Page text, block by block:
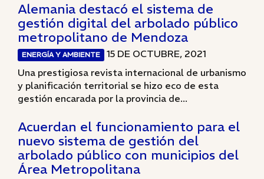
Alemania destacó el sistema de
gestión digital del arbolado público
metropolitano de Mendoza
ENERGÍA Y AMBIENTE
15 DE OCTUBRE, 2021
Una prestigiosa revista internacional de urbanismo
y planificación territorial se hizo eco de esta
gestión encarada por la provincia de...
Acuerdan el funcionamiento para el
nuevo sistema de gestión del
arbolado público con municipios del
Área Metropolitana